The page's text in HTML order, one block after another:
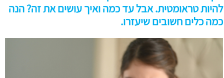
להיות טראומטית. אבל עד כמה ואיך עושים את זה? הנה
כמה כלים חשובים שיעזרו.